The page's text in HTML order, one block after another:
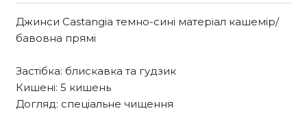
Джинси Castangia темно-сині матеріал кашемір/
бавовна прямі
Застібка: блискавка та гудзик
Кишені: 5 кишень
Догляд: спеціальне чищення